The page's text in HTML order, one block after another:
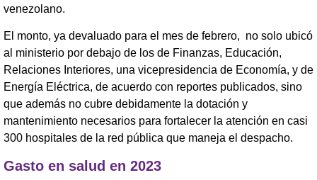
venezolano.
El monto, ya devaluado para el mes de febrero, no solo ubicó
al ministerio por debajo de los de Finanzas, Educación,
Relaciones Interiores, una vicepresidencia de Economía, y de
Energía Eléctrica, de acuerdo con reportes publicados, sino
que además no cubre debidamente la dotación y
mantenimiento necesarios para fortalecer la atención en casi
300 hospitales de la red pública que maneja el despacho.
Gasto en salud en 2023